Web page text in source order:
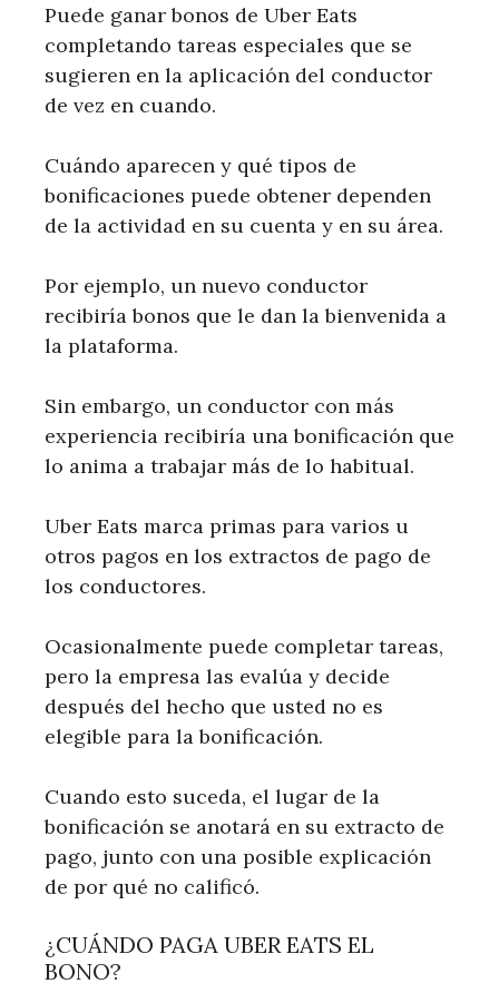
Puede ganar bonos de Uber Eats
completando tareas especiales que se
sugieren en la aplicación del conductor
de vez en cuando.
Cuándo aparecen y qué tipos de
bonificaciones puede obtener dependen
de la actividad en su cuenta y en su área.
Por ejemplo, un nuevo conductor
recibiría bonos que le dan la bienvenida a
la plataforma.
Sin embargo, un conductor con más
experiencia recibiría una bonificación que
lo anima a trabajar más de lo habitual.
Uber Eats marca primas para varios u
otros pagos en los extractos de pago de
los conductores.
Ocasionalmente puede completar tareas,
pero la empresa las evalúa y decide
después del hecho que usted no es
elegible para la bonificación.
Cuando esto suceda, el lugar de la
bonificación se anotará en su extracto de
pago, junto con una posible explicación
de por qué no calificó.
¿CUÁNDO PAGA UBER EATS EL
BONO?